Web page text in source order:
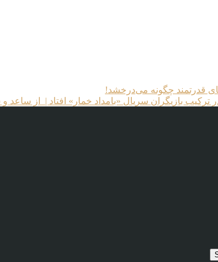
قدرتمند چگونه می‌درخشد!
ترکیب بازیگران سریال «بامداد خمار» افتاد | از